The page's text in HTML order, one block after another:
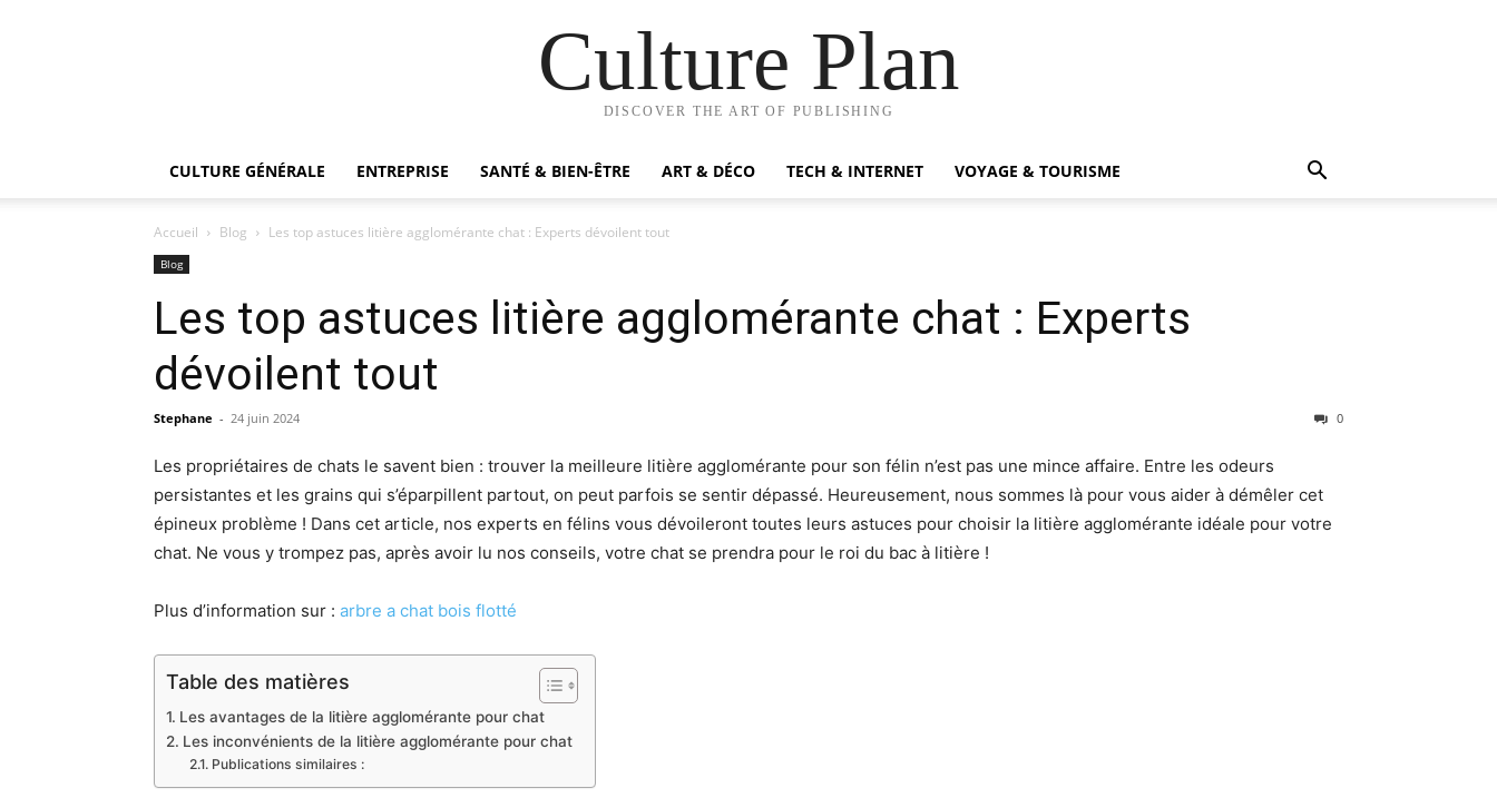
Culture Plan
DISCOVER THE ART OF PUBLISHING
CULTURE GÉNÉRALE ENTREPRISE SANTÉ & BIEN-ÊTRE ART & DÉCO TECH & INTERNET VOYAGE & TOURISME
Accueil Blog Les top astuces litière agglomérante chat : Experts dévoilent tout
Blog
Les top astuces litière agglomérante chat : Experts
dévoilent tout
Stephane - 24 juin 2024 0
Les propriétaires de chats le savent bien : trouver la meilleure litière agglomérante pour son félin n’est pas une mince affaire. Entre les odeurs
persistantes et les grains qui s’éparpillent partout, on peut parfois se sentir dépassé. Heureusement, nous sommes là pour vous aider à démêler cet
épineux problème ! Dans cet article, nos experts en félins vous dévoileront toutes leurs astuces pour choisir la litière agglomérante idéale pour votre
chat. Ne vous y trompez pas, après avoir lu nos conseils, votre chat se prendra pour le roi du bac à litière !
Plus d’information sur : arbre a chat bois flotté
Table des matières
Les avantages de la litière agglomérante pour chat
Les inconvénients de la litière agglomérante pour chat
Publications similaires :